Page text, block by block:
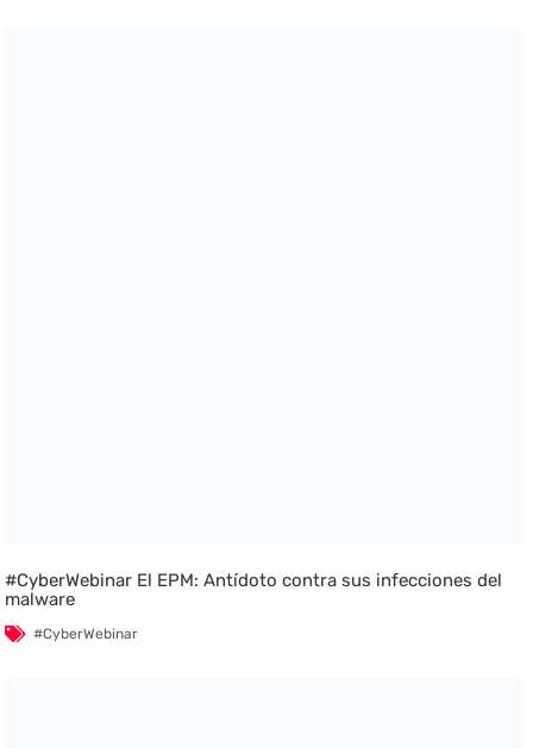
#CyberWebinar El EPM: Antídoto contra sus infecciones del
malware
#CyberWebinar